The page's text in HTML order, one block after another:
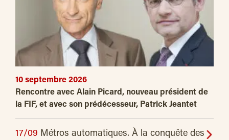
10 septembre 2026
Rencontre avec Alain Picard, nouveau président de
la FIF, et avec son prédécesseur, Patrick Jeantet
17/09 Métros automatiques. À la conquête des